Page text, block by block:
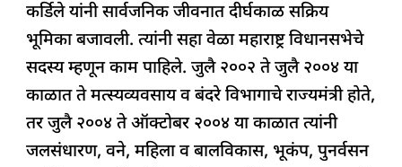
कर्डिले यांनी सार्वजनिक जीवनात दीर्घकाळ सक्रिय
भूमिका बजावली. त्यांनी सहा वेळा महाराष्ट्र विधानसभेचे
सदस्य म्हणून काम पाहिले. जुलै २००२ ते जुलै २००४ या
काळात ते मत्स्यव्यवसाय व बंदरे विभागाचे राज्यमंत्री होते,
तर जुलै २००४ ते ऑक्टोबर २००४ या काळात त्यांनी
जलसंधारण, वने, महिला व बालविकास, भूकंप, पुनर्वसन